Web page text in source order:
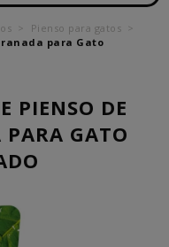
Pienso para gatos
para Gato
PIENSO DE
GATO